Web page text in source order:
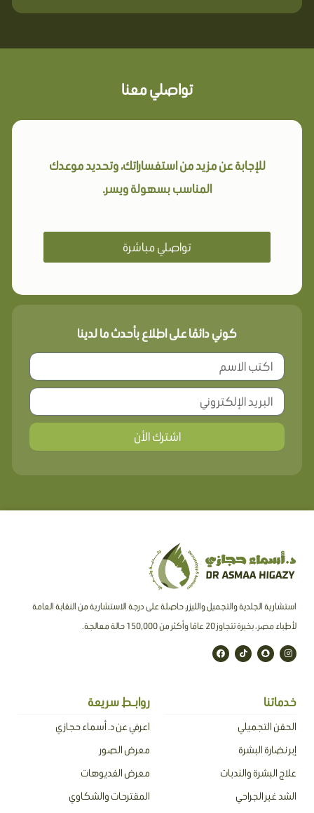
تواصلي معنا
للإجابة عن مزيد من استفساراتك، وتحديد موعدك
المناسب بسهولة ويسر.
تواصلي مباشرة
كوني دائمًا على اطلاع بأحدث ما لدينا
اشترك الأن
استشارية الجلدية والتجميل والليزر، حاصلة على درجة الاستشارية من النقابة العامة
لأطباء مصر ، بخبرة تتجاوز 20 عامًا وأكثر من 150,000 حالة معالجة.
I
n
s
a
S
n
a
a
t
T
i
k
F
a
c
خدماتنا
الحقن التجميلي
إبر نضارة البشرة
علاج البشرة والندبات
الشد غير الجراحي
روابـط سريعة
اعرفي عن د. أسماء حجازي
معرض الصور
معرض الفديوهات
المقترحات والشكاوي